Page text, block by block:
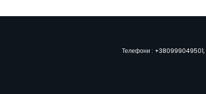
Телефони : +380999049501,